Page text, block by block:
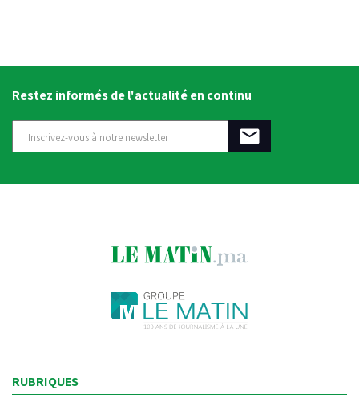
Restez informés de l'actualité en continu
RUBRIQUES